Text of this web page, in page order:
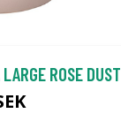
ROSE DUST